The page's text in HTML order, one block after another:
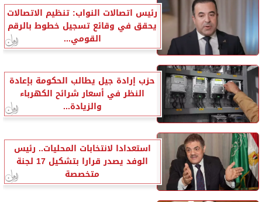
رئيس اتصالات النواب: تنظيم الاتصالات
يحقق في وقائع تسجيل خطوط بالرقم
القومي...
حزب إرادة جيل يطالب الحكومة بإعادة
النظر في أسعار شرائح الكهرباء
والزيادة...
استعدادا لانتخابات المحليات.. رئيس
الوفد يصدر قرارا بتشكيل 17 لجنة
متخصصة